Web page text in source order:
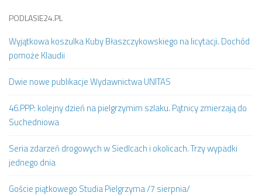
PODLASIE24.PL
Wyjątkowa koszulka Kuby Błaszczykowskiego na licytacji. Dochód
pomoże Klaudii
Dwie nowe publikacje Wydawnictwa UNITAS
46.PPP: kolejny dzień na pielgrzymim szlaku. Pątnicy zmierzają do
Suchedniowa
Seria zdarzeń drogowych w Siedlcach i okolicach. Trzy wypadki
jednego dnia
Goście piątkowego Studia Pielgrzyma /7 sierpnia/